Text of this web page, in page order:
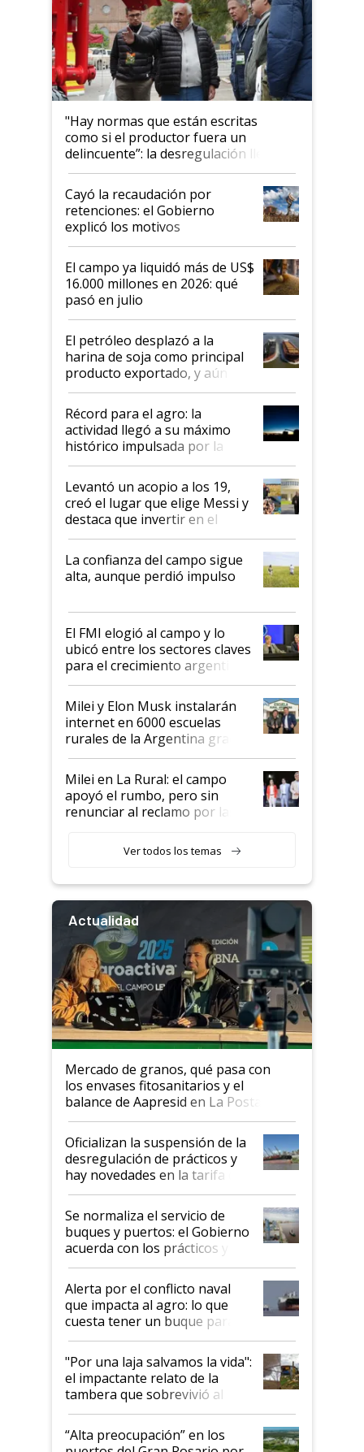
"Hay normas que están escritas
como si el productor fuera un
delincuente”: la desregulación llegó
al Congreso Aapresid y hasta se
habló del financiamiento al IPCVA
Cayó la recaudación por
retenciones: el Gobierno
explicó los motivos
El campo ya liquidó más de US$
16.000 millones en 2026: qué
pasó en julio
El petróleo desplazó a la
harina de soja como principal
producto exportado, y aún así
el agro aportó casi seis de cada
diez dólares y sostuvo el
liderazgo en un semestre
récord
Récord para el agro: la
actividad llegó a su máximo
histórico impulsada por la
cosecha y las exportaciones
Levantó un acopio a los 19,
creó el lugar que elige Messi y
destaca que invertir en el
kirchnerismo era como "darle
plata a un hijo para droga":
Juan Félix Rossetti, el libertario
que de una dura crisis salió
de Milei
La confianza del campo sigue
alta, aunque perdió impulso
El FMI elogió al campo y lo
ubicó entre los sectores claves
para el crecimiento argentino
Milei y Elon Musk instalarán
internet en 6000 escuelas
rurales de la Argentina gracias
a un acuerdo con Starlink
Milei en La Rural: el campo
apoyó el rumbo, pero sin
renunciar al reclamo por las
Ver todos los temas
Actualidad
Mercado de granos, qué pasa con
los envases fitosanitarios y el
balance de Aapresid en La Posta
Oficializan la suspensión de la
desregulación de prácticos y
hay novedades en la tarifa de
la hidrovía
Se normaliza el servicio de
buques y puertos: el Gobierno
acuerda con los prácticos y
suspende el decreto de
desregulación
Alerta por el conflicto naval
que impacta al agro: lo que
cuesta tener un buque parado
y el peligro de que Argentina
pase a ser "país sucio"
"Por una laja salvamos la vida":
el impactante relato de la
tambera que sobrevivió al
tornado
“Alta preocupación” en los